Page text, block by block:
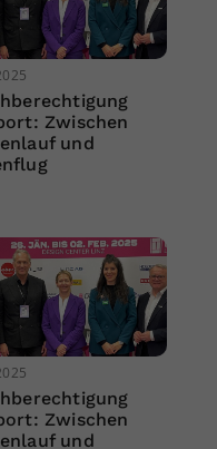
Zwischen
und
Zwischen
und